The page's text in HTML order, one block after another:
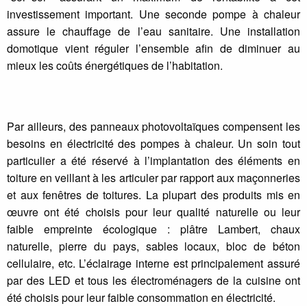
investissement important. Une seconde pompe à chaleur
assure le chauffage de l’eau sanitaire. Une installation
domotique vient réguler l’ensemble afin de diminuer au
mieux les coûts énergétiques de l’habitation.
Par ailleurs, des panneaux photovoltaïques compensent les
besoins en électricité des pompes à chaleur. Un soin tout
particulier a été réservé à l’implantation des éléments en
toiture en veillant à les articuler par rapport aux maçonneries
et aux fenêtres de toitures. La plupart des produits mis en
œuvre ont été choisis pour leur qualité naturelle ou leur
faible empreinte écologique : plâtre Lambert, chaux
naturelle, pierre du pays, sables locaux, bloc de béton
cellulaire, etc. L’éclairage interne est principalement assuré
par des LED et tous les électroménagers de la cuisine ont
été choisis pour leur faible consommation en électricité.